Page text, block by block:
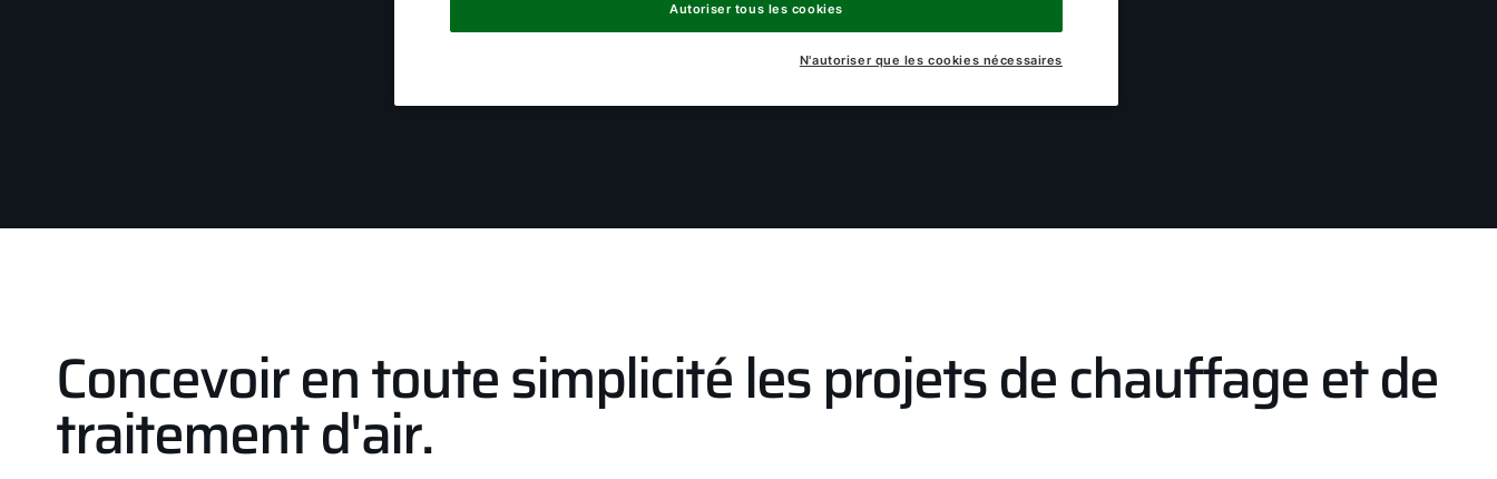
Concevoir en toute simplicité les projets de chauffage et de
traitement d'air.
N'autoriser que les cookies nécessaires
Autoriser tous les cookies